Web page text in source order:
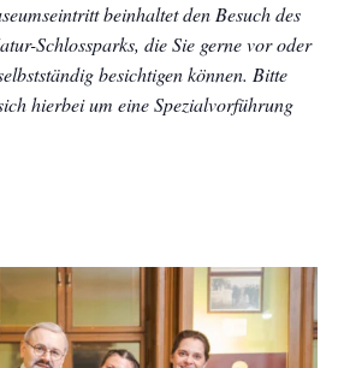
beinhaltet den Besuch des
Schlossparks, die Sie gerne vor oder
besichtigen können. Bitte
hierbei um eine Spezialvorführung